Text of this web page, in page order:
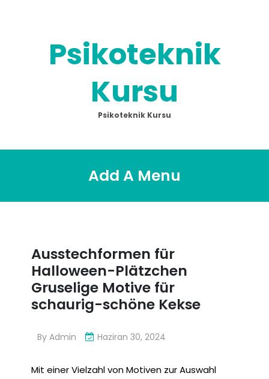
Psikoteknik
Kursu
Psikoteknik Kursu
Add A Menu
Ausstechformen für
Halloween-Plätzchen
Gruselige Motive für
schaurig-schöne Kekse
By Admin Haziran 30, 2024
Mit einer Vielzahl von Motiven zur Auswahl